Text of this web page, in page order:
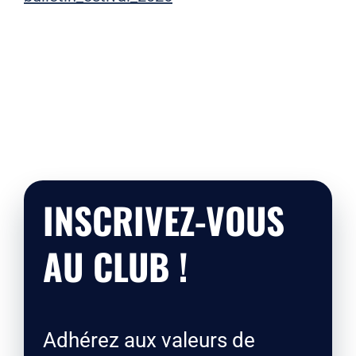
INSCRIVEZ-VOUS
AU CLUB !
Adhérez aux valeurs de